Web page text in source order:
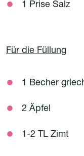
1 Prise Salz
Für die Füllung
1 Becher
2 Äpfel
1-2 TL Zimt